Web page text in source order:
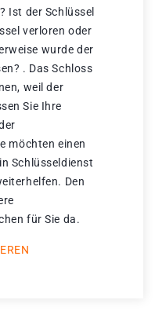
Ist der Schlüssel
verloren oder
wurde der
. Das Schloss
weil der
Sie Ihre
möchten einen
Schlüsseldienst
Den
für Sie da.